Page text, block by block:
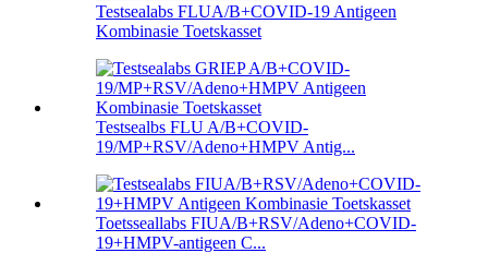
Testsealabs FLUA/B+COVID-19 Antigeen
Kombinasie Toetskasset
Testsealbs FLU A/B+COVID-
19/MP+RSV/Adeno+HMPV Antig...
Toetsseallabs FIUA/B+RSV/Adeno+COVID-
19+HMPV-antigeen C...